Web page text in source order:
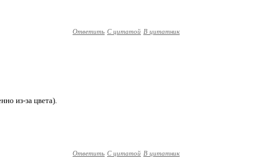
Ответить С цитатой В цитатник
из-за цвета).
Ответить С цитатой В цитатник